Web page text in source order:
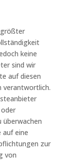
keine
sind wir
auf diesen
verantwortlich.
auf eine
zur
von